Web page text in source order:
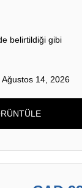
belirtildiği gibi
Ağustos 14, 2026